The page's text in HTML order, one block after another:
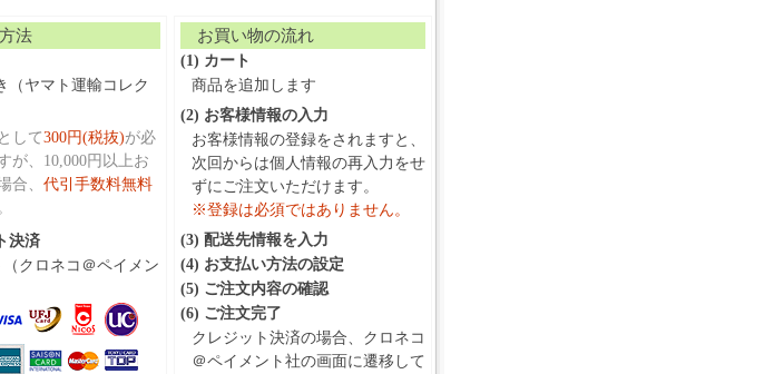
法
（ヤマト運輸コレク
して300円(税抜)が必
が、10,000円以上お
合、 代引手数料無料
決済
（クロネコ＠ペイメン
お買い物の流れ
(1) カート
商品を追加します
(2) お客様情報の入力
お客様情報の登録をされますと、
次回からは個人情報の再入力をせ
ずにご注文いただけます。
※登録は必須ではありません。
(3) 配送先情報を入力
(4) お支払い方法の設定
(5) ご注文内容の確認
(6) ご注文完了
クレジット決済の場合、クロネコ
＠ペイメント社の画面に遷移して